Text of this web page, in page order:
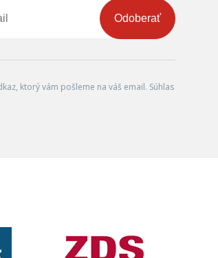
Odoberať
ktorý vám pošleme na váš email. Súhlas